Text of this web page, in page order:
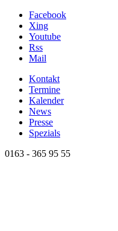
Facebook
Xing
Youtube
Rss
Mail
Kontakt
Termine
Kalender
News
Presse
Spezials
0163 - 365 95 55